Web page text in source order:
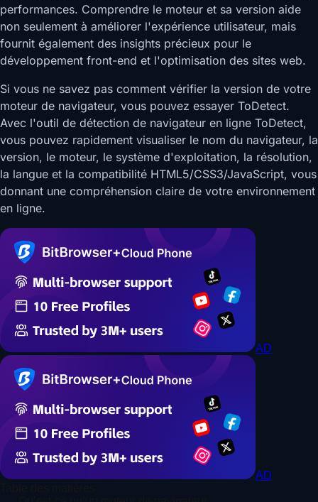
performances. Comprendre le moteur et sa version aide
non seulement à améliorer l'expérience utilisateur, mais
fournit également des insights précieux pour le
développement front-end et l'optimisation des sites web.
Si vous ne savez pas comment vérifier la version de votre
moteur de navigateur, vous pouvez essayer ToDetect.
Avec l'outil de détection de navigateur en ligne ToDetect,
vous pouvez rapidement visualiser le nom du navigateur, la
version, le moteur, le système d'exploitation, la résolution,
la langue et la compatibilité HTML5/CSS3/JavaScript, vous
donnant une compréhension claire de votre environnement
en ligne.
AD
AD